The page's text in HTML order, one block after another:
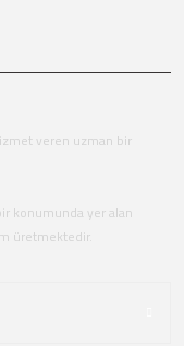
veren uzman bir
konumunda yer alan
üretmektedir.